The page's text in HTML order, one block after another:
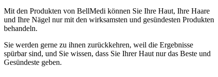
Mit den Produkten von BellMedi können Sie Ihre Haut, Ihre Haare
und Ihre Nägel nur mit den wirksamsten und gesündesten Produkten
behandeln.
Sie werden gerne zu ihnen zurückkehren, weil die Ergebnisse
spürbar sind, und Sie wissen, dass Sie Ihrer Haut nur das Beste und
Gesündeste geben.